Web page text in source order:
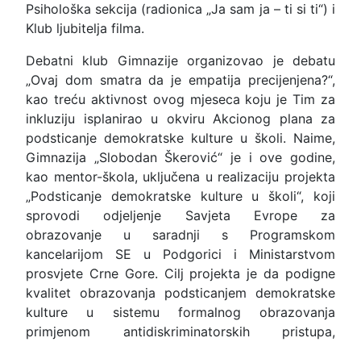
Psihološka sekcija (radionica „Ja sam ja – ti si ti“) i
Klub ljubitelja filma.
Debatni klub Gimnazije organizovao je debatu
„Ovaj dom smatra da je empatija precijenjena?“,
kao treću aktivnost ovog mjeseca koju je Tim za
inkluziju isplanirao u okviru Akcionog plana za
podsticanje demokratske kulture u školi. Naime,
Gimnazija „Slobodan Škerović“ je i ove godine,
kao mentor-škola, uključena u realizaciju projekta
„Podsticanje demokratske kulture u školi“, koji
sprovodi odjeljenje Savjeta Evrope za
obrazovanje u saradnji s Programskom
kancelarijom SE u Podgorici i Ministarstvom
prosvjete Crne Gore. Cilj projekta je da podigne
kvalitet obrazovanja podsticanjem demokratske
kulture u sistemu formalnog obrazovanja
primjenom antidiskriminatorskih pristupa,